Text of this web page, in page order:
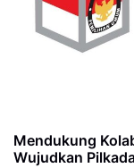
Mendukung
Wujudkan